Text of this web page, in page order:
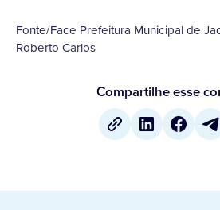
Fonte/Face Prefeitura Municipal de
Roberto Carlos
Compartilhe esse